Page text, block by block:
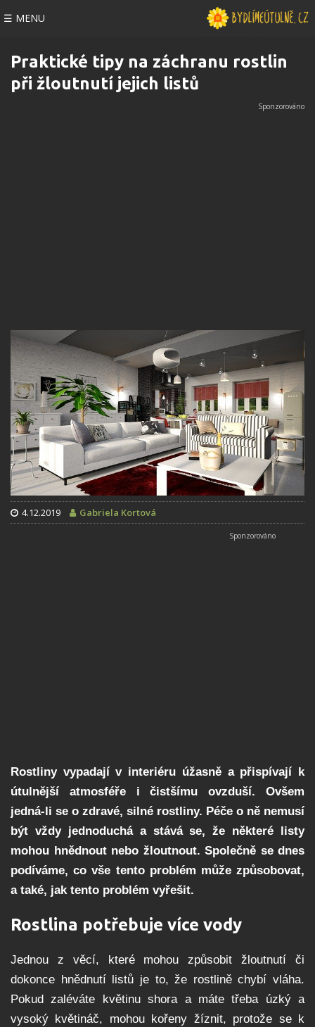
☰ MENU
Praktické tipy na záchranu rostlin
při žloutnutí jejich listů
4.12.2019 Gabriela Kortová
Rostliny vypadají v interiéru úžasně a přispívají k
útulnější atmosféře i čistšímu ovzduší. Ovšem
jedná-li se o zdravé, silné rostliny. Péče o ně nemusí
být vždy jednoduchá a stává se, že některé listy
mohou hnědnout nebo žloutnout. Společně se dnes
podíváme, co vše tento problém může způsobovat,
a také, jak tento problém vyřešit.
Rostlina potřebuje více vody
Jednou z věcí, které mohou způsobit žloutnutí či
dokonce hnědnutí listů je to, že rostlině chybí vláha.
Pokud zaléváte květinu shora a máte třeba úzký a
vysoký květináč, mohou kořeny žíznit, protože se k